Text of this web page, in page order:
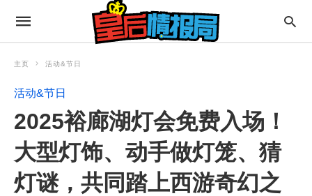
主页 活动&节日
活动&节日
2025裕廊湖灯会免费入场！
大型灯饰、动手做灯笼、猜
灯谜，共同踏上西游奇幻之